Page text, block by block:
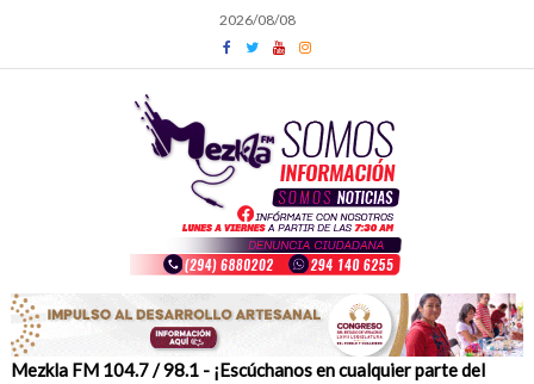
content
2026/08/08
Mezkla FM 104.7 / 98.1 - ¡Escúchanos en cualquier parte del